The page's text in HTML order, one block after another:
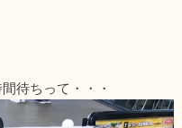
待ちって・・・